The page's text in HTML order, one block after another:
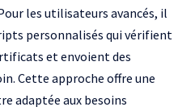
les utilisateurs avancés, il
personnalisés qui vérifient
et envoient des
Cette approche offre une
adaptée aux besoins